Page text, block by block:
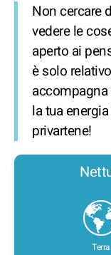
Non cercare
vedere le
aperto ai
è solo
la tua
privartene!
Terra